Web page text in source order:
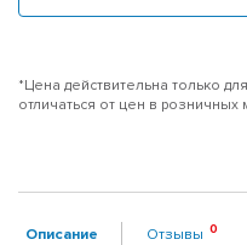
*Цена действительна только
отличаться от цен в розничных
Описание Отзывы